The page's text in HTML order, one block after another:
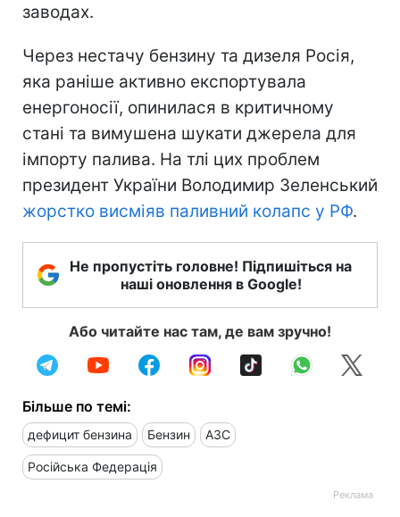
заводах.
Через нестачу бензину та дизеля Росія,
яка раніше активно експортувала
енергоносії, опинилася в критичному
стані та вимушена шукати джерела для
імпорту палива. На тлі цих проблем
президент України Володимир Зеленський
жорстко висміяв паливний колапс у РФ.
Не пропустіть головне! Підпишіться на
наші оновлення в Google!
Або читайте нас там, де вам зручно!
Більше по темі:
дефицит бензина Бензин АЗС
Російська Федерація